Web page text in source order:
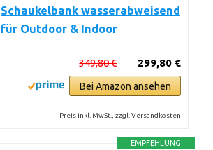
Schaukelbank wasserabweisend
für Outdoor & Indoor
299,80 €
349,80 €
Bei Amazon ansehen
Preis inkl. MwSt., zzgl. Versandkosten
EMPFEHLUNG